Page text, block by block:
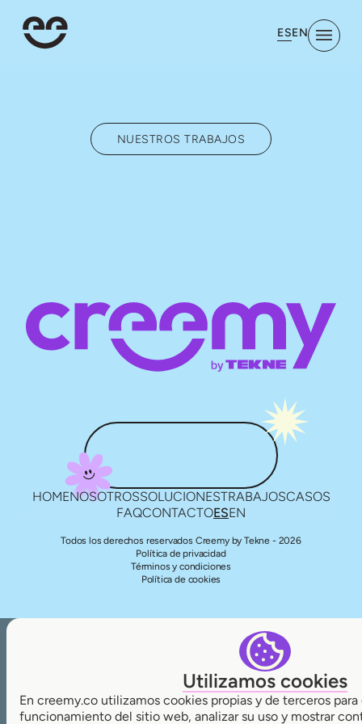
ESEN
NUESTROS TRABAJOS
HOMENOSOTROSSOLUCIONESTRABAJOSCASOS
FAQCONTACTOESEN
Todos los derechos reservados Creemy by Tekne - 2026
Política de privacidad
Términos y condiciones
Política de cookies
Utilizamos cookies
En creemy.co utilizamos cookies propias y de terceros
funcionamiento del sitio web, analizar su uso y mostrar